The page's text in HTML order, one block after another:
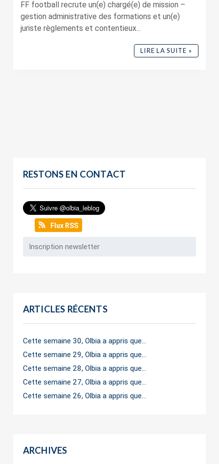
FF football recrute un(e) chargé(e) de mission –
gestion administrative des formations et un(e)
juriste règlements et contentieux...
LIRE LA SUITE »
RESTONS EN CONTACT
Flux RSS
ARTICLES RÉCENTS
Cette semaine 30, Olbia a appris que…
Cette semaine 29, Olbia a appris que…
Cette semaine 28, Olbia a appris que…
Cette semaine 27, Olbia a appris que…
Cette semaine 26, Olbia a appris que…
ARCHIVES